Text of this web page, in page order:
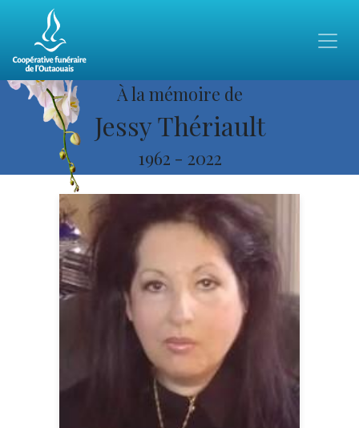
À la mémoire de
Jessy Thériault
1962 - 2022